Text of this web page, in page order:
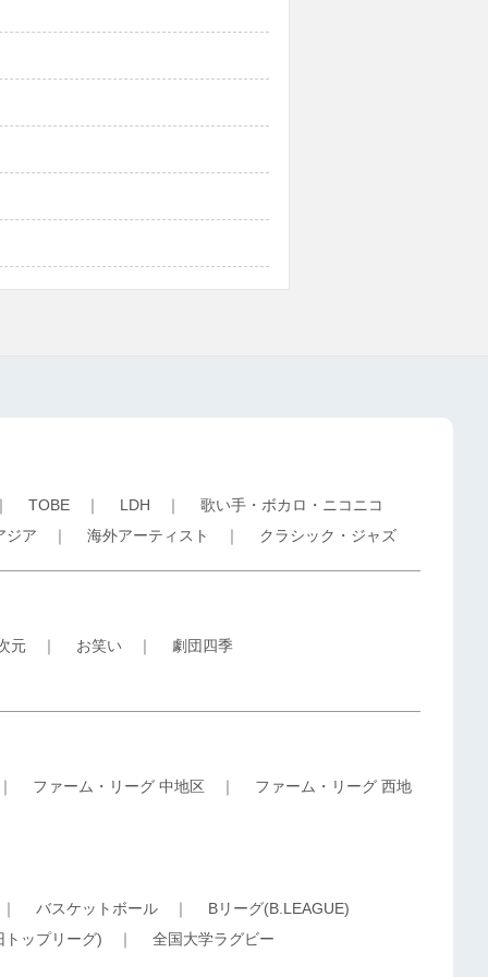
TOBE ｜ LDH ｜ 歌い手・ボカロ・ニコニコ
ジア ｜ 海外アーティスト ｜ クラシック・ジャズ
元 ｜ お笑い ｜ 劇団四季
ファーム・リーグ 中地区 ｜ ファーム・リーグ 西地
バスケットボール ｜ Bリーグ(B.LEAGUE)
トップリーグ) ｜ 全国大学ラグビー